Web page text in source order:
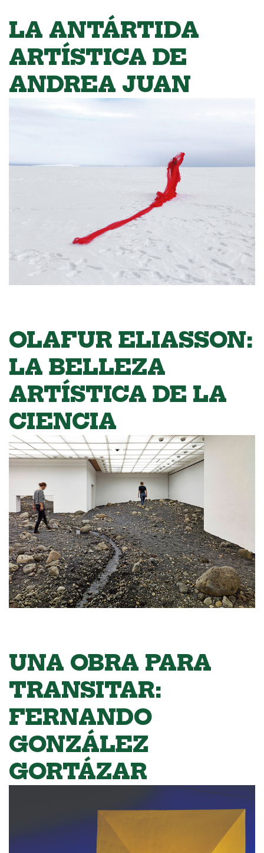
LA ANTÁRTIDA
ARTÍSTICA DE
ANDREA JUAN
OLAFUR ELIASSON:
LA BELLEZA
ARTÍSTICA DE LA
CIENCIA
UNA OBRA PARA
TRANSITAR:
FERNANDO
GONZÁLEZ
GORTÁZAR